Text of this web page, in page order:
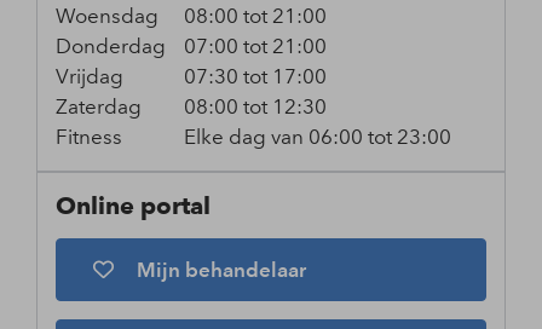
Woensdag
Donderdag
Vrijdag
Zaterdag
Fitness
08:00 tot 21:00
07:00 tot 21:00
07:30 tot 17:00
08:00 tot 12:30
Elke dag van 06:00 tot 23:00
Online portal
Mijn behandelaar